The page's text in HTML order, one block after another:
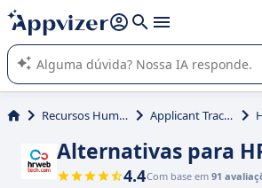
de nossa IA (várias linhas com
A IA do Appvizer o orienta no uso ou na
SaaS para sua empresa.
Recursos Humanos (RH) Applicant Tracking (ATS)
Alternativas para
4.4Com base em 91